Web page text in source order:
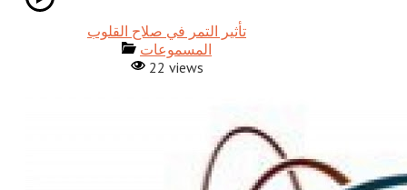
المسموعات
22 views